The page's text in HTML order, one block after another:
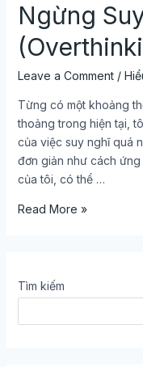
Ngừng
Leave a Comment /
Từng có một khoảng
thoảng trong hiện tại,
của việc suy nghĩ quá
đơn giản như cách
của tôi, có thể …
Read More »
Tìm kiếm